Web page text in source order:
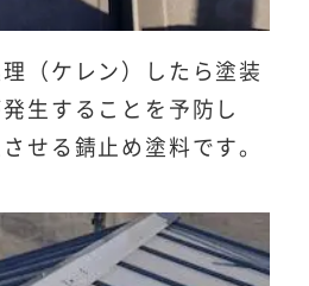
（ケレン）したら塗装
生することを予防し
せる錆止め塗料です。